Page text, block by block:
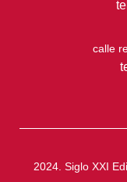
calle
2024. Siglo XXI